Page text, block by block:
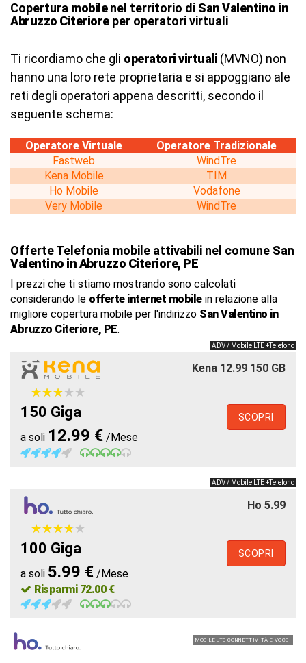
Copertura mobilenel territorio di San Valentino in
Abruzzo Citerioreper operatori virtuali
Ti ricordiamo che gli operatori virtuali (MVNO) non
hanno una loro rete proprietaria e si appoggiano ale
reti degli operatori appena descritti, secondo il
seguente schema:
Operatore Virtuale
Operatore Tradizionale
Fastweb
WindTre
Kena Mobile
TIM
Ho Mobile
Vodafone
Very Mobile
WindTre
Offerte Telefonia mobile attivabili nel comune San
Valentino in Abruzzo Citeriore, PE
I prezzi che ti stiamo mostrando sono calcolati
considerando le offerte internet mobilein relazione alla
migliore copertura mobile per l'indirizzo San Valentino in
Abruzzo Citeriore, PE.
ADV / Mobile LTE +Telefono
Kena 12.99 150 GB
★★★★★
★★★★★
150 Giga
a soli 12.99 € /Mese
SCOPRI
ADV / Mobile LTE +Telefono
Ho 5.99
★★★★★
★★★★★
100 Giga
a soli 5.99 € /Mese
Risparmi 72.00 €
SCOPRI
MOBILE LTE CONNETTIVITÀ E VOCE